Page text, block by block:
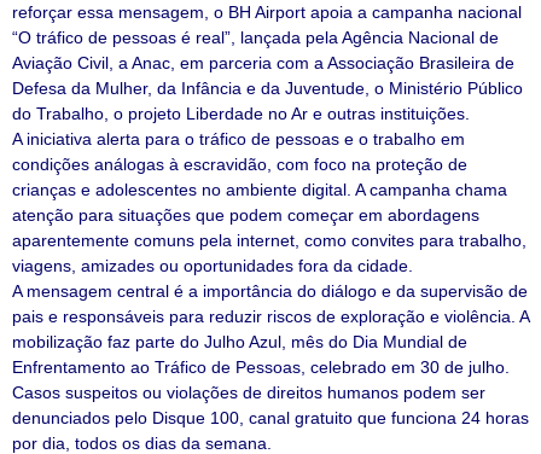
reforçar essa mensagem, o BH Airport apoia a campanha nacional
“O tráfico de pessoas é real”, lançada pela Agência Nacional de
Aviação Civil, a Anac, em parceria com a Associação Brasileira de
Defesa da Mulher, da Infância e da Juventude, o Ministério Público
do Trabalho, o projeto Liberdade no Ar e outras instituições.
A iniciativa alerta para o tráfico de pessoas e o trabalho em
condições análogas à escravidão, com foco na proteção de
crianças e adolescentes no ambiente digital. A campanha chama
atenção para situações que podem começar em abordagens
aparentemente comuns pela internet, como convites para trabalho,
viagens, amizades ou oportunidades fora da cidade.
A mensagem central é a importância do diálogo e da supervisão de
pais e responsáveis para reduzir riscos de exploração e violência. A
mobilização faz parte do Julho Azul, mês do Dia Mundial de
Enfrentamento ao Tráfico de Pessoas, celebrado em 30 de julho.
Casos suspeitos ou violações de direitos humanos podem ser
denunciados pelo Disque 100, canal gratuito que funciona 24 horas
por dia, todos os dias da semana.